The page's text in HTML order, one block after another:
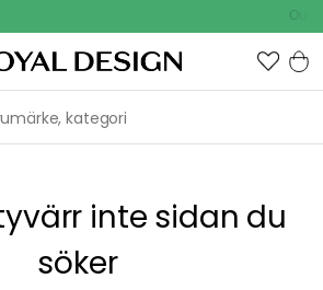
inte sidan du
söker